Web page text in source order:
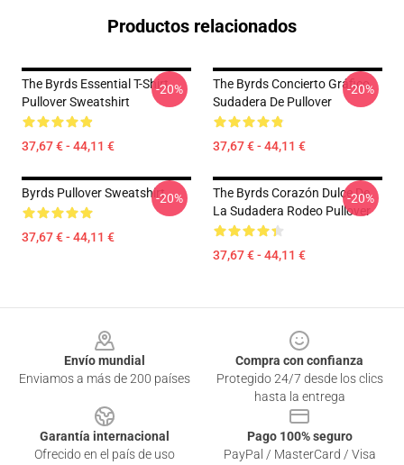
Productos relacionados
The Byrds Essential T-Shirt
Pullover Sweatshirt
37,67 € - 44,11 €
-20%
The Byrds Concierto Gráfico
Sudadera De Pullover
37,67 € - 44,11 €
-20%
Byrds Pullover Sweatshirt
37,67 € - 44,11 €
-20%
The Byrds Corazón Dulce De
La Sudadera Rodeo Pullover
37,67 € - 44,11 €
-20%
Envío mundial
Enviamos a más de 200 países
Compra con confianza
Protegido 24/7 desde los clics
hasta la entrega
Garantía internacional
Ofrecido en el país de uso
Pago 100% seguro
PayPal / MasterCard / Visa